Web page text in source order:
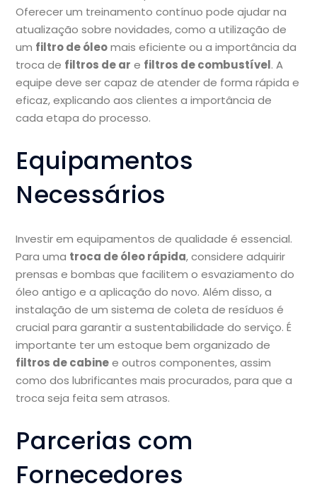
Oferecer um treinamento contínuo pode ajudar na
atualização sobre novidades, como a utilização de
um filtro de óleomais eficiente ou a importância da
troca de filtros de ar e filtros de combustível. A
equipe deve ser capaz de atender de forma rápida e
eficaz, explicando aos clientes a importância de
cada etapa do processo.
Equipamentos
Necessários
Investir em equipamentos de qualidade é essencial.
Para uma troca de óleo rápida, considere adquirir
prensas e bombas que facilitem o esvaziamento do
óleo antigo e a aplicação do novo. Além disso, a
instalação de um sistema de coleta de resíduos é
crucial para garantir a sustentabilidade do serviço. É
importante ter um estoque bem organizado de
filtros de cabinee outros componentes, assim
como dos lubrificantes mais procurados, para que a
troca seja feita sem atrasos.
Parcerias com
Fornecedores